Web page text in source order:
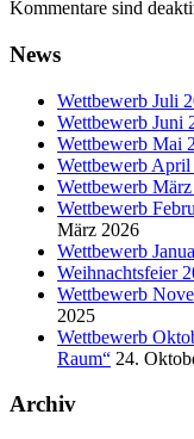
Kommentare sind
News
Wettbewerb Juli
Wettbewerb Juni
Wettbewerb Mai
Wettbewerb April
Wettbewerb
Wettbewerb
März 2026
Wettbewerb
Weihnachtsfeier
Wettbewerb
2025
Wettbewerb
Raum“ 24.
Archiv